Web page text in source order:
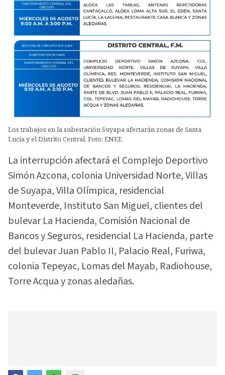
Los trabajos en la subestación Suyapa afectarán zonas de Santa
Lucía y el Distrito Central. Foto: ENEE
La interrupción afectará el Complejo Deportivo
Simón Azcona, colonia Universidad Norte, Villas
de Suyapa, Villa Olímpica, residencial
Monteverde, Instituto San Miguel, clientes del
bulevar La Hacienda, Comisión Nacional de
Bancos y Seguros, residencial La Hacienda, parte
del bulevar Juan Pablo II, Palacio Real, Furiwa,
colonia Tepeyac, Lomas del Mayab, Radiohouse,
Torre Acqua y zonas aledañas.